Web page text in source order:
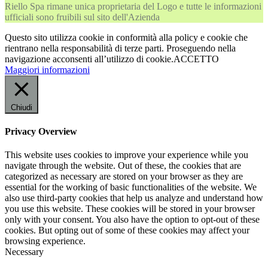
Riello Spa rimane unica proprietaria del Logo e tutte le informazioni
ufficiali sono fruibili sul sito dell'Azienda
Questo sito utilizza cookie in conformità alla policy e cookie che
rientrano nella responsabilità di terze parti. Proseguendo nella
navigazione acconsenti all’utilizzo di cookie.ACCETTO
Maggiori informazioni
Chiudi
Privacy Overview
This website uses cookies to improve your experience while you
navigate through the website. Out of these, the cookies that are
categorized as necessary are stored on your browser as they are
essential for the working of basic functionalities of the website. We
also use third-party cookies that help us analyze and understand how
you use this website. These cookies will be stored in your browser
only with your consent. You also have the option to opt-out of these
cookies. But opting out of some of these cookies may affect your
browsing experience.
Necessary